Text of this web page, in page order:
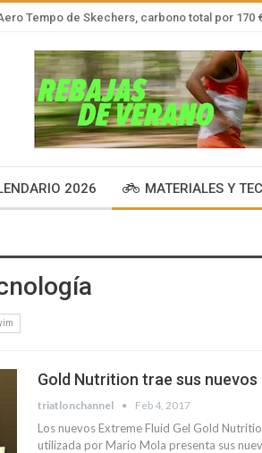
Tempo de Skechers, carbono total por 170
2026 MATERIALES Y
Gold Nutrition trae sus
triatlonchannel Feb 4, 2017
Los nuevos Extreme Fluid Gel Gold
utilizada por Mario Mola presenta sus